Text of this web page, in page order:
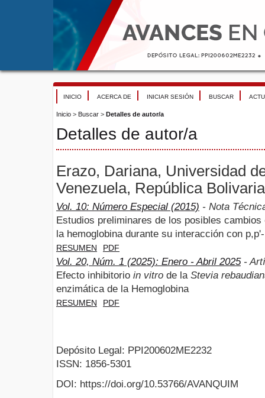
INICIO ACERCA DE INICIAR SESIÓN BUSCAR
Inicio > Buscar > Detalles de autor/a
Detalles de autor/a
Erazo, Dariana, Universidad
Venezuela, República
Vol. 10: Número Especial (2015) - Nota
Estudios preliminares de los posibles
la hemoglobina durante su interacción con
RESUMEN PDF
Vol. 20, Núm. 1 (2025): Enero - Abril 2025-
Efecto inhibitorio in vitro de la Stevia
enzimática de la Hemoglobina
RESUMEN PDF
Depósito Legal: PPI200602ME2232
ISSN: 1856-5301
DOI: https://doi.org/10.53766/AVANQUIM